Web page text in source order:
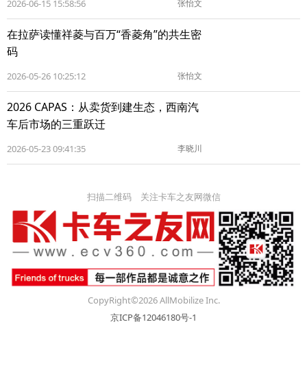
2026-06-15 15:58:56 张怡文
在拉萨读懂祥菱与百万“香菱角”的共生密
码
2026-05-26 10:25:12 张怡文
2026 CAPAS：从卖货到建生态，西南汽
车后市场的三重跃迁
2026-05-23 09:41:35 李晓川
扫描二维码 关注卡车之友网微信
CopyRight©2026 AllMobilize Inc.
京ICP备12046180号-1